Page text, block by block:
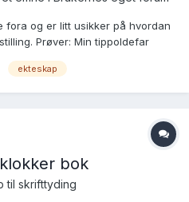
og er litt usikker på hvordan
Prøver: Min tippoldefar
Skarsgaard (4. april, 1817 i Ål,
ekteskap
bok
til skrifttyding